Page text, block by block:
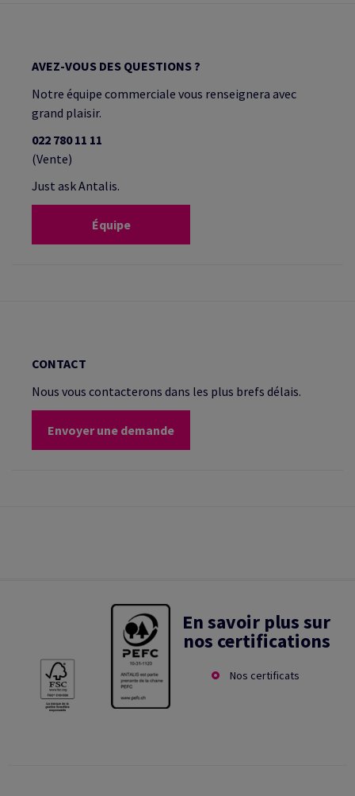
AVEZ-VOUS DES QUESTIONS ?
Notre équipe commerciale vous renseignera avec
grand plaisir.
022 780 11 11
(Vente)
Just ask Antalis.
Équipe
CONTACT
Nous vous contacterons dans les plus brefs délais.
Envoyer une demande
En savoir plus sur
nos certifications
Nos certificats